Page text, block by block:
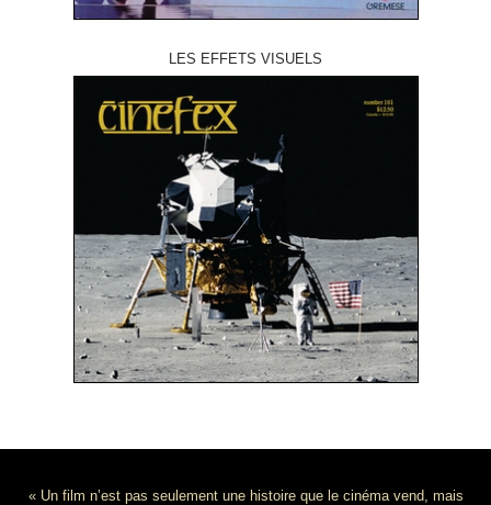
LES EFFETS VISUELS
« Un film n’est pas seulement une histoire que le cinéma vend, mais